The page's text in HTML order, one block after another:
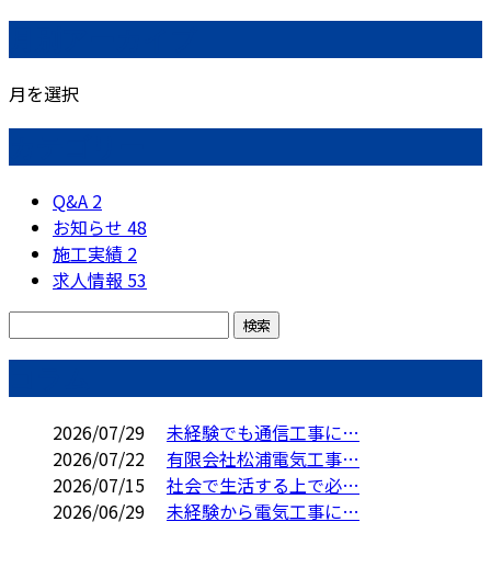
月を選択
Q&A 2
お知らせ 48
施工実績 2
求人情報 53
2026/07/29
未経験でも通信工事に…
2026/07/22
有限会社松浦電気工事…
2026/07/15
社会で生活する上で必…
2026/06/29
未経験から電気工事に…